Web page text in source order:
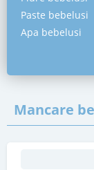
Paste bebelusi
Apa bebelusi
Mancare